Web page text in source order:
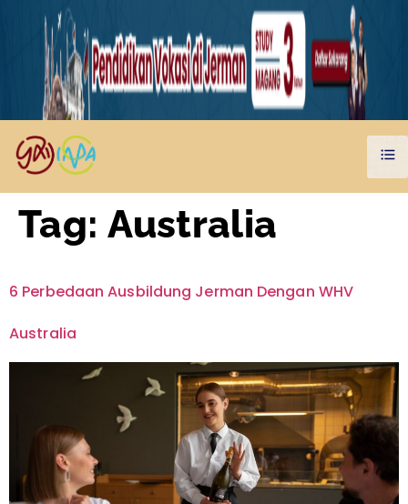
Tag: Australia
6 Perbedaan Ausbildung Jerman Dengan WHV
Australia